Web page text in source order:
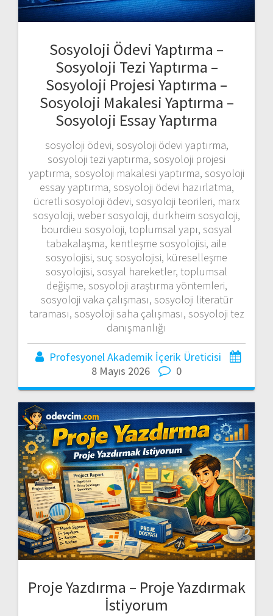
Sosyoloji Ödevi Yaptırma –
Sosyoloji Tezi Yaptırma –
Sosyoloji Projesi Yaptırma –
Sosyoloji Makalesi Yaptırma –
Sosyoloji Essay Yaptırma
sosyoloji ödevi, sosyoloji ödevi yaptırma,
sosyoloji tezi yaptırma, sosyoloji projesi
yaptırma, sosyoloji makalesi yaptırma, sosyoloji
essay yaptırma, sosyoloji ödevi hazırlatma,
ücretli sosyoloji ödevi, sosyoloji teorileri, marx
sosyoloji, weber sosyoloji, durkheim sosyoloji,
bourdieu sosyoloji, toplumsal yapı, sosyal
tabakalaşma, kentleşme sosyolojisi, aile
sosyolojisi, suç sosyolojisi, küreselleşme
sosyolojisi, sosyal hareketler, toplumsal
değişme, sosyoloji araştırma yöntemleri,
sosyoloji vaka çalışması, sosyoloji literatür
taraması, sosyoloji saha çalışması, sosyoloji tez
danışmanlığı
Profesyonel Akademik İçerik Üreticisi
8 Mayıs 2026
0
Proje Yazdırma – Proje Yazdırmak
İstiyorum